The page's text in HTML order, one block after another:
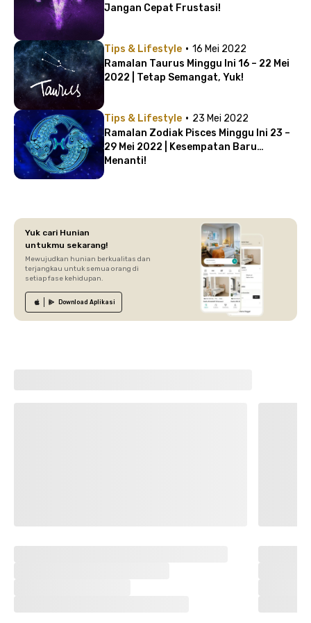
Jangan Cepat Frustasi!
Tips & Lifestyle · 16 Mei 2022
Ramalan Taurus Minggu Ini 16 – 22 Mei
2022 | Tetap Semangat, Yuk!
Tips & Lifestyle · 23 Mei 2022
Ramalan Zodiak Pisces Minggu Ini 23 –
29 Mei 2022 | Kesempatan Baru
Menanti!
Yuk cari Hunian
untukmu sekarang!
Mewujudkan hunian berkualitas dan
terjangkau untuk semua orang di
setiap fase kehidupan.
Download Aplikasi